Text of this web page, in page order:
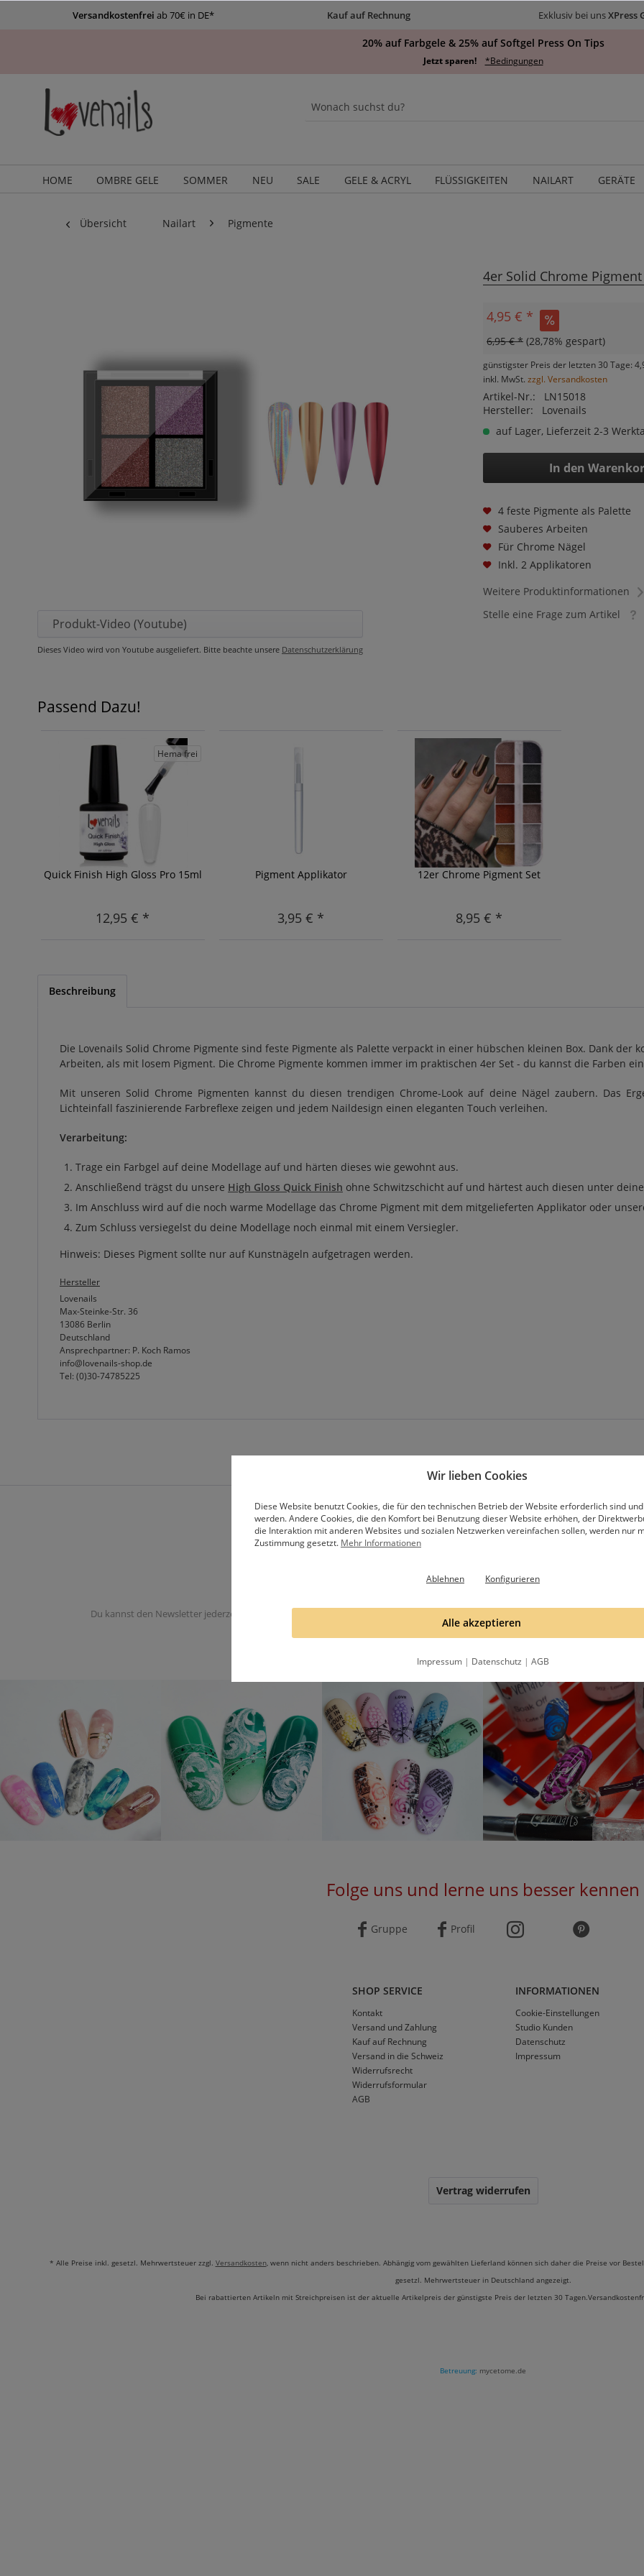
Versandkostenfrei ab 70€ in DE* Kauf auf Rechnung Exklusiv bei unsXPress
20% auf Farbgele & 25% auf Softgel Press On Tips
Jetzt sparen! *Bedingungen
HOME OMBRE GELE SOMMER NEU SALE GELE & ACRYL FLÜSSIGKEITEN NAILART GERÄTE
Übersicht Nailart Pigmente
Produkt-Video (Youtube)
Dieses Video wird von Youtube ausgeliefert. Bitte beachte unsere Datenschutzerklärung
4er Solid Chrome
4,95 € *
6,95 € * (28,78% gespart)
günstigster Preis der letzten 30 Tage:
inkl. MwSt. zzgl. Versandkosten
Artikel-Nr.:
LN15018
Hersteller:
Lovenails
auf Lager, Lieferzeit 2-3
In den
4 feste Pigmente als Palette
Sauberes Arbeiten
Für Chrome Nägel
Inkl. 2 Applikatoren
Weitere Produktinformationen
Stelle eine Frage zum Artikel
Passend Dazu!
Hema frei
Quick Finish High Gloss Pro 15ml
12,95 € *
Pigment Applikator
3,95 € *
12er Chrome Pigment Set
8,95 € *
Beschreibung
Die Lovenails Solid Chrome Pigmente sind feste Pigmente als Palette verpackt in einer hübschen kleinen Box. Dank der
Arbeiten, als mit losem Pigment. Die Chrome Pigmente kommen immer im praktischen 4er Set - du kannst die Farben
Mit unseren Solid Chrome Pigmenten kannst du diesen trendigen Chrome-Look auf deine Nägel zaubern. Das
Lichteinfall faszinierende Farbreflexe zeigen und jedem Naildesign einen eleganten Touch verleihen.
Verarbeitung:
Trage ein Farbgel auf deine Modellage auf und härten dieses wie gewohnt aus.
Anschließend trägst du unsere High Gloss Quick Finish ohne Schwitzschicht auf und härtest auch diesen unter
Im Anschluss wird auf die noch warme Modellage das Chrome Pigment mit dem mitgelieferten Applikator oder
Zum Schluss versiegelst du deine Modellage noch einmal mit einem Versiegler.
Hinweis: Dieses Pigment sollte nur auf Kunstnägeln aufgetragen werden.
Hersteller
Lovenails
Max-Steinke-Str. 36
13086 Berlin
Deutschland
Ansprechpartner: P. Koch Ramos
info@lovenails-shop.de
Tel: (0)30-74785225
Abonniere unseren Newsletter
Du kannst den Newsletter jederzeit abbestellen. Du erhälst eine Email, bitte bestätige die Anmeldung mit dem Bestätigungslink
Datenschutzbestimmungen
Folge uns und lerne uns besser kennen
Gruppe Profil
SHOP SERVICE
Kontakt
Versand und Zahlung
Kauf auf Rechnung
Versand in die Schweiz
Widerrufsrecht
Widerrufsformular
AGB
INFORMATIONEN
Cookie-Einstellungen
Studio Kunden
Datenschutz
Impressum
Vertrag widerrufen
* Alle Preise inkl. gesetzl. Mehrwertsteuer zzgl. Versandkosten, wenn nicht anders beschrieben. Abhängig vom gewählten Lieferland können sich daher die Preise vor
gesetzl. Mehrwertsteuer in Deutschland angezeigt.
Bei rabattierten Artikeln mit Streichpreisen ist der aktuelle Artikelpreis der günstigste Preis der letzten 30
Betreuung: mycetome.de
Wir lieben Cookies
Diese Website benutzt Cookies, die für den technischen Betrieb der Website erforderlich sind
werden. Andere Cookies, die den Komfort bei Benutzung dieser Website erhöhen, der
die Interaktion mit anderen Websites und sozialen Netzwerken vereinfachen sollen, werden nur
Zustimmung gesetzt. Mehr Informationen
Ablehnen Konfigurieren
Alle akzeptieren
Impressum | Datenschutz | AGB